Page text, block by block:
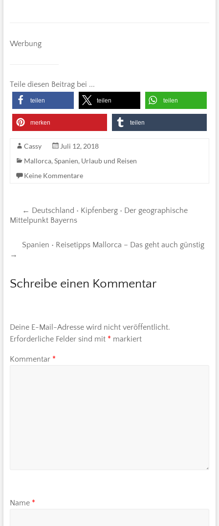
Werbung
Teile diesen Beitrag bei ...
teilen teilen teilen
merken teilen
Cassy
Juli 12, 2018
Mallorca,Spanien, Urlaub und Reisen
Keine Kommentare
← Deutschland • Kipfenberg • Der geographische
Mittelpunkt Bayerns
Spanien • Reisetipps Mallorca – Das geht auch günstig
→
Schreibe einen Kommentar
Deine E-Mail-Adresse wird nicht veröffentlicht.
Erforderliche Felder sind mit * markiert
Kommentar *
Name *